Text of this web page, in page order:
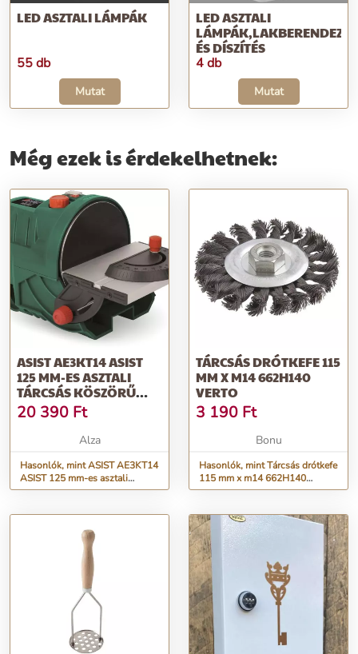
LED ASZTALI LÁMPÁK
55 db
Mutat
LED ASZTALI
LÁMPÁK,LAKBERENDEZÉS
ÉS DÍSZÍTÉS
4 db
Mutat
Még ezek is érdekelhetnek:
ASIST AE3KT14 ASIST
125 MM-ES ASZTALI
TÁRCSÁS KÖSZÖRŰ
ALU
BILLENŐASZTALLAL
20 390 Ft
Alza
Hasonlók, mint ASIST AE3KT14
ASIST 125 mm-es asztali
tárcsás köszörű ALU
TÁRCSÁS DRÓTKEFE 115
MM X M14 662H140
VERTO
3 190 Ft
Bonu
Hasonlók, mint Tárcsás drótkefe
115 mm x m14 662H140
VERTO